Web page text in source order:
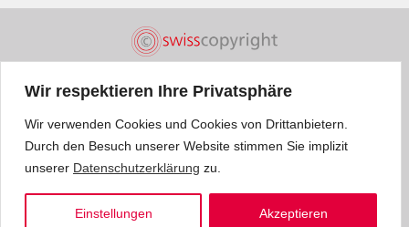
Wir respektieren Ihre Privatsphäre
Wir verwenden Cookies und Cookies von Drittanbietern.
Durch den Besuch unserer Website stimmen Sie implizit
unserer Datenschutzerklärung zu.
Einstellungen Akzeptieren